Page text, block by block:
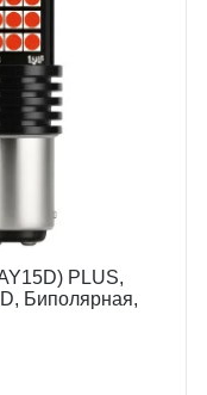
PLUS,
Биполярная,